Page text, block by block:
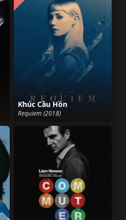
Khúc Cầu Hồn
Requiem (2018)